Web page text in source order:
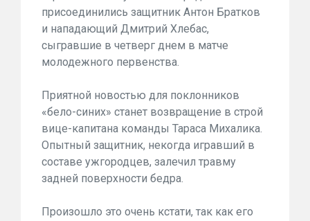
присоединились защитник Антон Братков
и нападающий Дмитрий Хлебас,
сыгравшие в четверг днем в матче
молодежного первенства.
Приятной новостью для поклонников
«бело-синих» станет возвращение в строй
вице-капитана команды Тараса Михалика.
Опытный защитник, некогда игравший в
составе ужгородцев, залечил травму
задней поверхности бедра.
Произошло это очень кстати, так как его